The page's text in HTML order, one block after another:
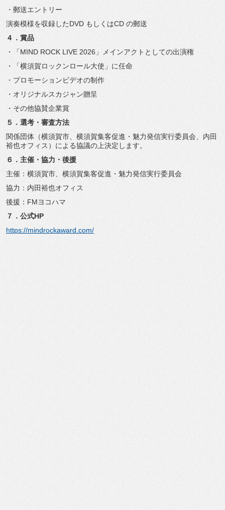
・郵送エントリー
演奏模様を収録したDVD もしくはCD の郵送
４．賞品
・「MIND ROCK LIVE 2026」メインアクトとしての出演権
・「横須賀ロックンロール大使」に任命
・プロモーションビデオの制作
・オリジナルスカジャン贈呈
・その他協賛企業賞
５．選考・審査方法
関係団体（横須賀市、横須賀集客促進・魅力発信実行委員会、 内田
裕也オフィス）による協議の上決定します。
６．主催・協力・後援
主催：横須賀市、横須賀集客促進・魅力発信実行委員会
協力：内田裕也オフィス
後援：FMヨコハマ
７．公式HP
https://mindrockaward.com/